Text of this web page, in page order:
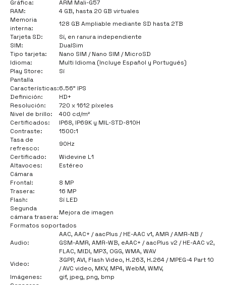
Gráfica:
ARM Mali-G57
RAM:
4 GB, hasta 20 GB virtuales
Memoria
interna:
128 GB Ampliable mediante SD hasta 2TB
Tarjeta SD:
Sí, en ranura independiente
SIM:
DualSim
Tipo tarjeta:
Nano SIM / Nano SIM / MicroSD
Idioma:
Multi Idioma (Incluye Español y Portugués)
Play Store:
Sí
Pantalla
Características:6.56" IPS
Definición:
HD+
Resolución:
720 x 1612 píxeles
Nivel de brillo:
400 cd/m²
Certificados:
IP68, IP69K y MIL-STD-810H
Contraste:
1500:1
Tasa de
refresco:
90Hz
Certificado:
Widevine L1
Altavoces:
Estéreo
Cámara
Frontal:
8 MP
Trasera:
16 MP
Flash:
Sí LED
Segunda
cámara trasera:
Mejora de imagen
Formatos soportados
Audio:
AAC, AAC+ / aacPlus / HE-AAC v1, AMR / AMR-NB /
GSM-AMR, AMR-WB, eAAC+ / aacPlus v2 / HE-AAC v2,
FLAC, MIDI, MP3, OGG, WMA, WAV
Video:
3GPP, AVI, Flash Video, H.263, H.264 / MPEG-4 Part 10
/ AVC video, MKV, MP4, WebM, WMV,
Imágenes:
gif, jpeg, png, bmp